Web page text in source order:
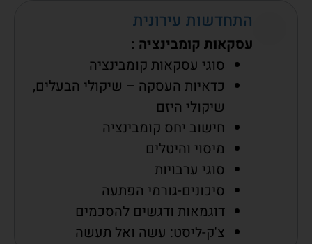
התחדשות עירונית
עסקאות קומבינציה :
סוגי עסקאות קומבינציה
כדאיות העסקה – שיקולי הבעלים,
שיקולי היזם
חישוב יחס קומבינציה
מיסוי והיטלים
סוגי ערבויות
סיכונים-גורמי הפתעה
דוגמאות ודגשים להסכמים
צ'ק-ליסט: עשה ואל תעשה